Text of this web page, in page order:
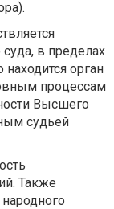
в пределах
орган
процессам
Высшего
судьей
Также